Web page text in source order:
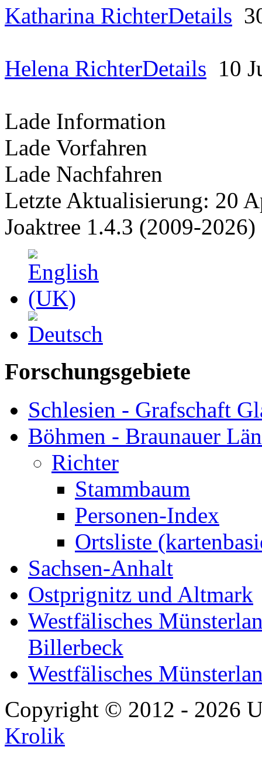
Katharina RichterDetails
Helena RichterDetails 10
Lade Information
Lade Vorfahren
Lade Nachfahren
Letzte Aktualisierung: 20
Joaktree 1.4.3 (2009-2026)
Forschungsgebiete
Schlesien - Grafschaft
Böhmen - Braunauer
Richter
Stammbaum
Personen-Index
Ortsliste
Sachsen-Anhalt
Ostprignitz und Altmark
Westfälisches
Billerbeck
Westfälisches
Copyright © 2012 - 2026
Krolik